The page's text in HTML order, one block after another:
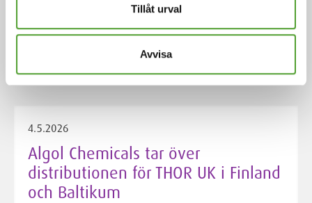
Tillåt urval
Avvisa
av EcoVadis för 2026, med
förbättrade resultat inom hållbar
4.5.2026
Algol Chemicals tar över
distributionen för THOR UK i Finland
och Baltikum